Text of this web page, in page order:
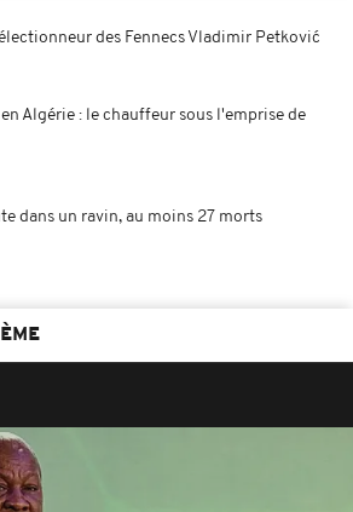
des Fennecs Vladimir Petković
Algérie : le chauffeur sous l'emprise de
dans un ravin, au moins 27 morts